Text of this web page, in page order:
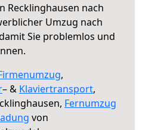
Recklinghausen nach
Umzug nach
Sie problemlos und
,
– & Klaviertransport,
Fernumzug
von